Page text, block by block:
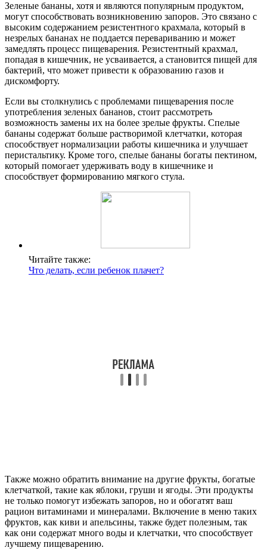
Зеленые бананы, хотя и являются популярным продуктом,
могут способствовать возникновению запоров. Это связано с
высоким содержанием резистентного крахмала, который в
незрелых бананах не поддается перевариванию и может
замедлять процесс пищеварения. Резистентный крахмал,
попадая в кишечник, не усваивается, а становится пищей для
бактерий, что может привести к образованию газов и
дискомфорту.
Если вы столкнулись с проблемами пищеварения после
употребления зеленых бананов, стоит рассмотреть
возможность замены их на более зрелые фрукты. Спелые
бананы содержат больше растворимой клетчатки, которая
способствует нормализации работы кишечника и улучшает
перистальтику. Кроме того, спелые бананы богаты пектином,
который помогает удерживать воду в кишечнике и
способствует формированию мягкого стула.
Читайте также:
Что делать, если ребенок плачет?
Также можно обратить внимание на другие фрукты, богатые
клетчаткой, такие как яблоки, груши и ягоды. Эти продукты
не только помогут избежать запоров, но и обогатят ваш
рацион витаминами и минералами. Включение в меню таких
фруктов, как киви и апельсины, также будет полезным, так
как они содержат много воды и клетчатки, что способствует
лучшему пищеварению.